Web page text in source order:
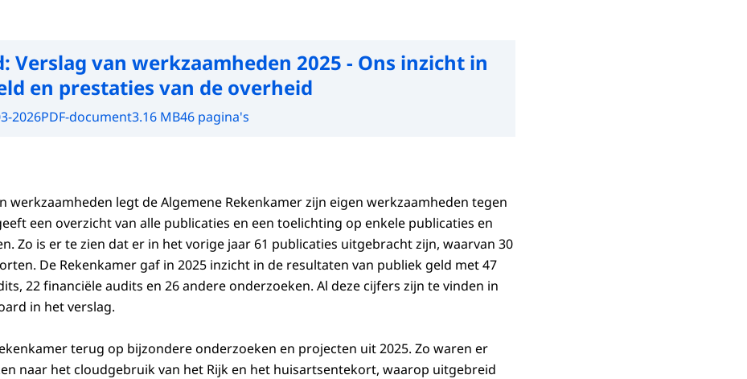
Verslag van werkzaamheden 2025 - Ons inzicht in
en prestaties van de overheid
2026PDF-document3.16 MB46 pagina's
werkzaamheden legt de Algemene Rekenkamer zijn eigen werkzaamheden tegen
een overzicht van alle publicaties en een toelichting op enkele publicaties en
Zo is er te zien dat er in het vorige jaar 61 publicaties uitgebracht zijn, waarvan 30
De Rekenkamer gaf in 2025 inzicht in de resultaten van publiek geld met 47
22 financiële audits en 26 andere onderzoeken. Al deze cijfers zijn te vinden in
in het verslag.
terug op bijzondere onderzoeken en projecten uit 2025. Zo waren er
naar het cloudgebruik van het Rijk en het huisartsentekort, waarop uitgebreid